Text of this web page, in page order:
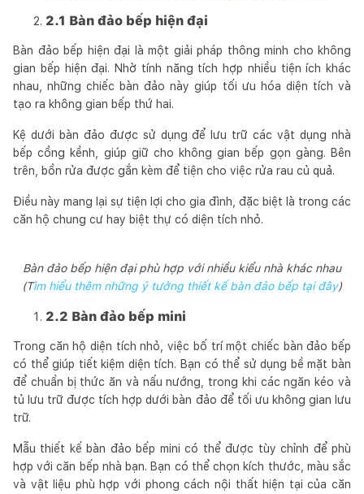
2.1 Bàn đảo bếp hiện đại
Bàn đảo bếp hiện đại là một giải pháp thông minh cho không
gian bếp hiện đại. Nhờ tính năng tích hợp nhiều tiện ích khác
nhau, những chiếc bàn đảo này giúp tối ưu hóa diện tích và
tạo ra không gian bếp thứ hai.
Kệ dưới bàn đảo được sử dụng để lưu trữ các vật dụng nhà
bếp cồng kềnh, giúp giữ cho không gian bếp gọn gàng. Bên
trên, bồn rửa được gắn kèm để tiện cho việc rửa rau củ quả.
Điều này mang lại sự tiện lợi cho gia đình, đặc biệt là trong các
căn hộ chung cư hay biệt thự có diện tích nhỏ.
Bàn đảo bếp hiện đại phù hợp với nhiều kiểu nhà khác nhau
(Tìm hiểu thêm những ý tưởng thiết kế bàn đảo bếp tại đây)
2.2 Bàn đảo bếp mini
Trong căn hộ diện tích nhỏ, việc bố trí một chiếc bàn đảo bếp
có thể giúp tiết kiệm diện tích. Bạn có thể sử dụng bề mặt bàn
để chuẩn bị thức ăn và nấu nướng, trong khi các ngăn kéo và
tủ lưu trữ được tích hợp dưới bàn đảo để tối ưu không gian lưu
trữ.
Mẫu thiết kế bàn đảo bếp mini có thể được tùy chỉnh để phù
hợp với căn bếp nhà bạn. Bạn có thể chọn kích thước, màu sắc
và vật liệu phù hợp với phong cách nội thất hiện tại của căn